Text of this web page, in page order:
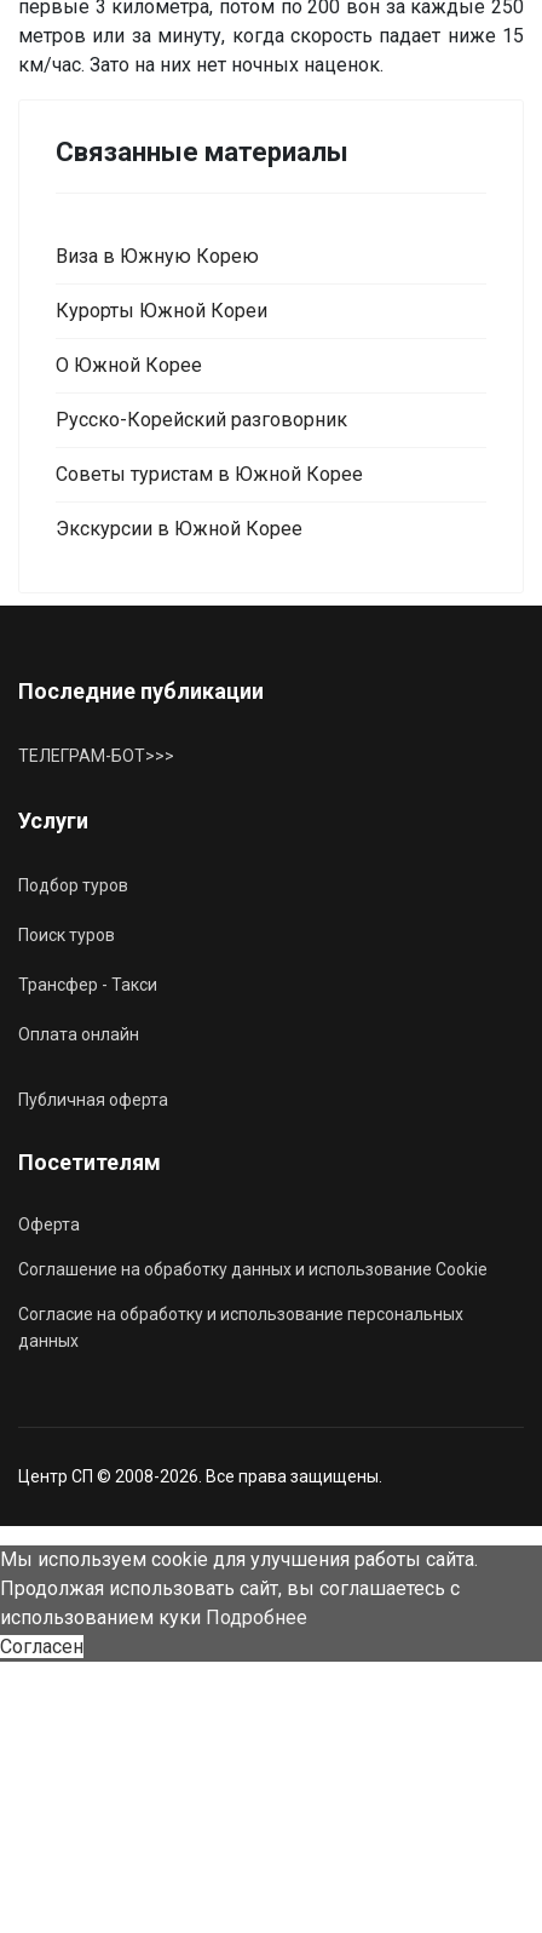
первые 3 километра, потом по 200 вон за каждые 250
метров или за минуту, когда скорость падает ниже 15
км/час. Зато на них нет ночных наценок.
Связанные материалы
Виза в Южную Корею
Курорты Южной Кореи
О Южной Корее
Русско-Корейский разговорник
Советы туристам в Южной Корее
Экскурсии в Южной Корее
Последние публикации
ТЕЛЕГРАМ-БОТ>>>
Услуги
Подбор туров
Поиск туров
Трансфер - Такси
Оплата онлайн
Публичная оферта
Посетителям
Оферта
Соглашение на обработку данных и использование Cookie
Согласие на обработку и использование персональных
данных
Центр СП © 2008-2026. Все права защищены.
Мы используем cookie для улучшения работы сайта.
Продолжая использовать сайт, вы соглашаетесь с
использованием куки Подробнее
Согласен